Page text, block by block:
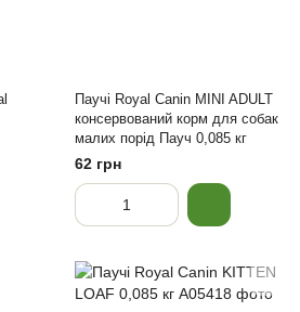
Паучі Royal Canin MINI ADULT
консервований корм для собак
малих порід Пауч 0,085 кг
62 грн